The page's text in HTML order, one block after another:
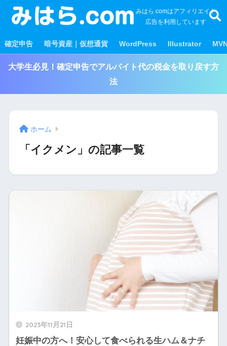
みはら.comはアフィリエイト
広告を利用しています
確定申告 暗号資産｜仮想通貨 WordPress Illustrator
大学生必見！確定申告でアルバイト代の税金を取り戻す方
法
ホーム
「イクメン」の記事一覧
2023年11月21日
妊娠中の方へ！安心して食べられる生ハム＆ナチ